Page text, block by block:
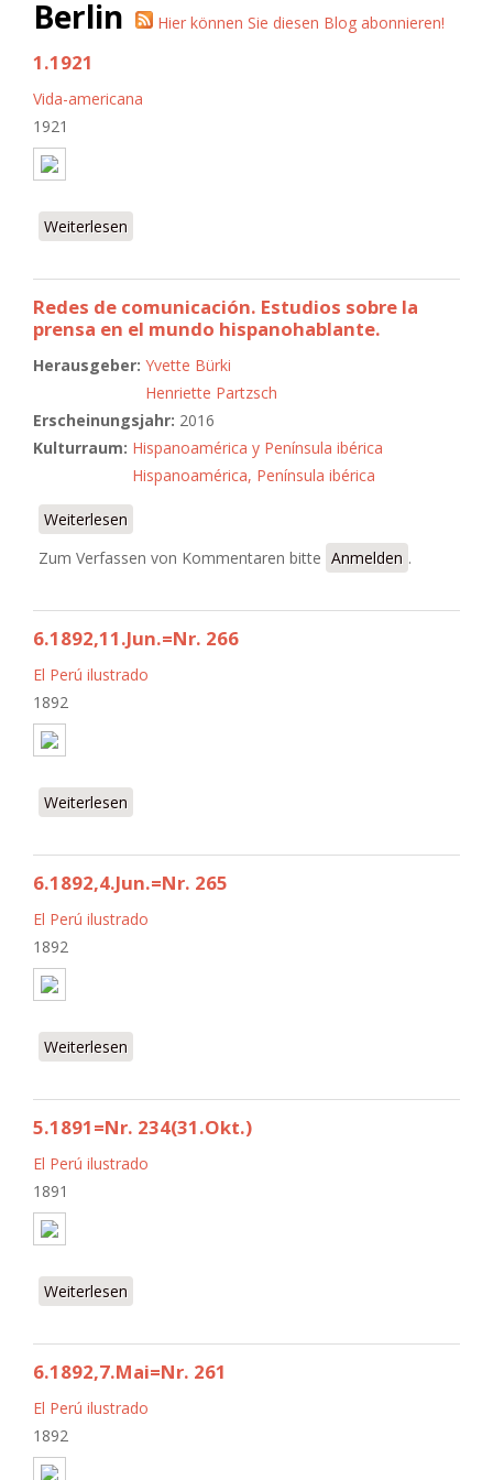
Berlin Hier können Sie diesen Blog abonnieren!
1.1921
Vida-americana
1921
Weiterlesen
Redes de comunicación. Estudios sobre la
prensa en el mundo hispanohablante.
Herausgeber: Yvette Bürki
Henriette Partzsch
Erscheinungsjahr: 2016
Kulturraum: Hispanoamérica y Península ibérica
Hispanoamérica, Península ibérica
Weiterlesen
prensa en el mundo hispanohablante.
Zum Verfassen von Kommentaren bitte Anmelden .
6.1892,11.Jun.=Nr. 266
El Perú ilustrado
1892
Weiterlesen
6.1892,4.Jun.=Nr. 265
El Perú ilustrado
1892
Weiterlesen
5.1891=Nr. 234(31.Okt.)
El Perú ilustrado
1891
Weiterlesen
6.1892,7.Mai=Nr. 261
El Perú ilustrado
1892